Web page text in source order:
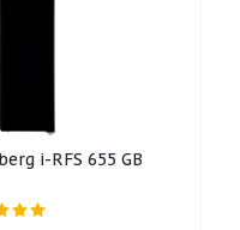
i-RFS 655 GB